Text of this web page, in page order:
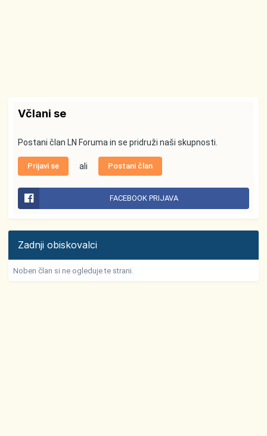
Včlani se
Postani član LN Foruma in se pridruži naši skupnosti.
Prijavi se ali Postani član
FACEBOOK PRIJAVA
Zadnji obiskovalci
Noben član si ne ogleduje te strani.